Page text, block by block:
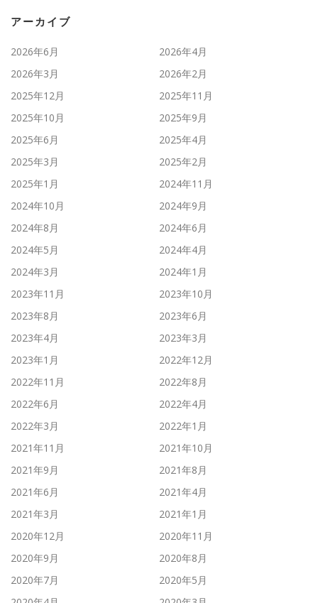
アーカイブ
2026年6月
2026年4月
2026年3月
2026年2月
2025年12月
2025年11月
2025年10月
2025年9月
2025年6月
2025年4月
2025年3月
2025年2月
2025年1月
2024年11月
2024年10月
2024年9月
2024年8月
2024年6月
2024年5月
2024年4月
2024年3月
2024年1月
2023年11月
2023年10月
2023年8月
2023年6月
2023年4月
2023年3月
2023年1月
2022年12月
2022年11月
2022年8月
2022年6月
2022年4月
2022年3月
2022年1月
2021年11月
2021年10月
2021年9月
2021年8月
2021年6月
2021年4月
2021年3月
2021年1月
2020年12月
2020年11月
2020年9月
2020年8月
2020年7月
2020年5月